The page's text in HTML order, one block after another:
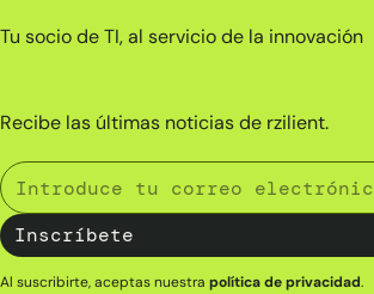
Tu socio de TI, al servicio de la innovación
Recibe las últimas noticias de rzilient.
Al suscribirte, aceptas nuestra política de privacidad.